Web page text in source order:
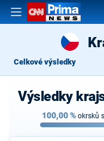
Celkové výsledky
Výsledky
100,00% okrsků